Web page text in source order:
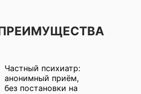
Частный психиатр:
анонимный приём,
без постановки на